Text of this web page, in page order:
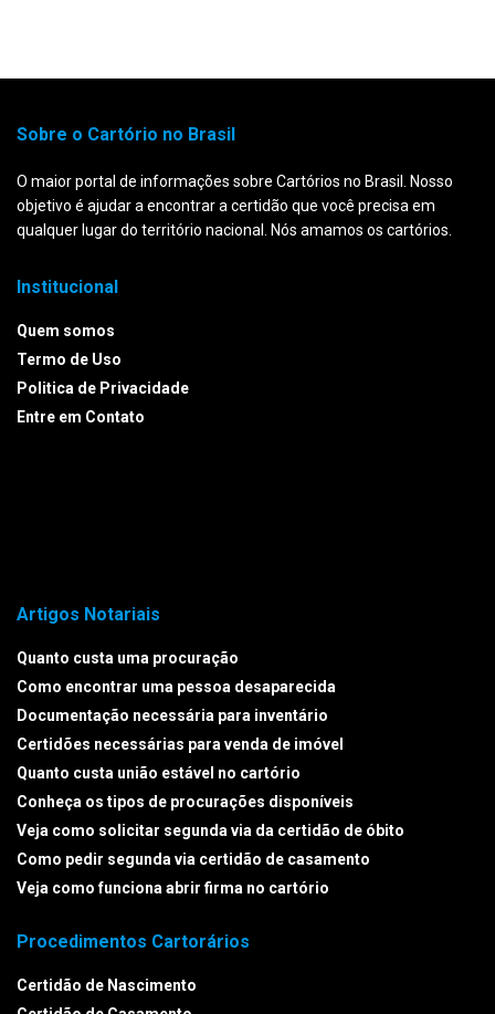
Sobre o Cartório no Brasil
O maior portal de informações sobre Cartórios no Brasil. Nosso
objetivo é ajudar a encontrar a certidão que você precisa em
qualquer lugar do território nacional. Nós amamos os cartórios.
Institucional
Quem somos
Termo de Uso
Politica de Privacidade
Entre em Contato
Artigos Notariais
Quanto custa uma procuração
Como encontrar uma pessoa desaparecida
Documentação necessária para inventário
Certidões necessárias para venda de imóvel
Quanto custa união estável no cartório
Conheça os tipos de procurações disponíveis
Veja como solicitar segunda via da certidão de óbito
Como pedir segunda via certidão de casamento
Veja como funciona abrir firma no cartório
Procedimentos Cartorários
Certidão de Nascimento